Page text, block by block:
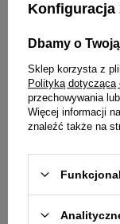
829,00
Dodaj do listy
Dane są
Konfiguracja
Dbamy o
Sklep korzysta z
Polityką dotyczącą
przechowywania
Więcej informacji
znaleźć także na